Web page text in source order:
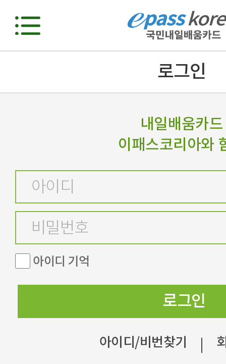
로그인
내일배움카드
이패스코리아와
아이디 기억
로그인
아이디/비번찾기